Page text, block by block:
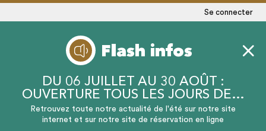
Se connecter
Flash infos
DU 06 JUILLET AU 30 AOÛT :
OUVERTURE TOUS LES JOURS DE…
Retrouvez toute notre actualité de l'été sur notre site
internet et sur notre site de réservation en ligne